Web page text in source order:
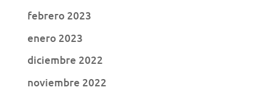
febrero 2023
enero 2023
diciembre 2022
noviembre 2022